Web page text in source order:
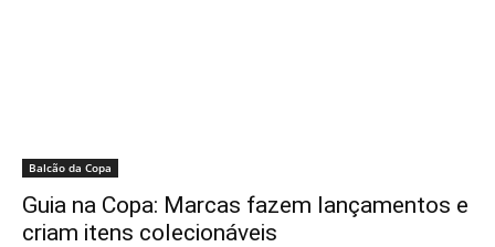
Balcão da Copa
Guia na Copa: Marcas fazem lançamentos e
criam itens colecionáveis